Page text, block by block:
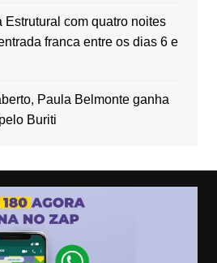
Estrutural com quatro noites
franca entre os dias 6 e
Paula Belmonte ganha
Buriti